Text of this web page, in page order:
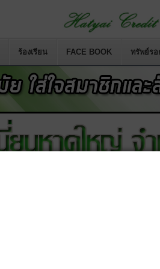
ร้องเรียน FACE BOOK ทรัพย์รอ